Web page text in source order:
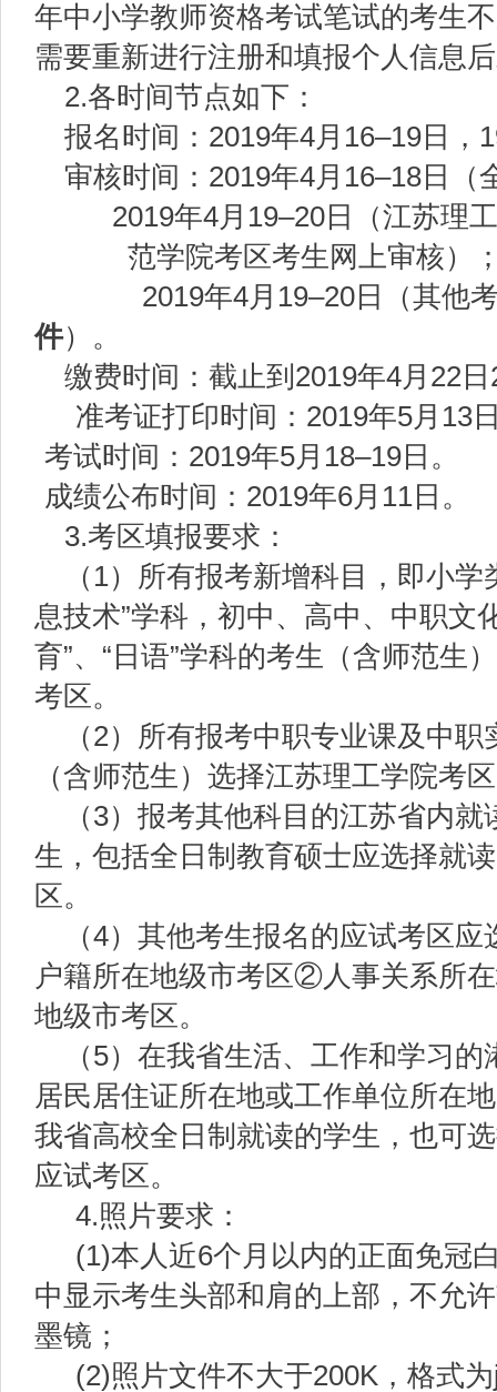
年中小学教师资格考试笔试的考生
需要重新进行注册和填报个人信息
2.各时间节点如下：
报名时间：2019年4月16–19日，
审核时间：2019年4月16–18日（
2019年4月19–20日（江苏理工
范学院考区考生网上审核）
2019年4月19–20日（其他
件）。
缴费时间：截止到2019年4月22
准考证打印时间：2019年5月13
考试时间：2019年5月18–19日。
成绩公布时间：2019年6月11日。
3.考区填报要求：
（1）所有报考新增科目，即小学
息技术”学科，初中、高中、中职文
育”、“日语”学科的考生（含师范生
考区。
（2）所有报考中职专业课及中
（含师范生）选择江苏理工学院考
（3）报考其他科目的江苏省内
生，包括全日制教育硕士应选择就
区。
（4）其他考生报名的应试考区
户籍所在地级市考区②人事关系所
地级市考区。
（5）在我省生活、工作和学习
居民居住证所在地或工作单位所在
我省高校全日制就读的学生，也可
应试考区。
4.照片要求：
(1)本人近6个月以内的正面免冠
中显示考生头部和肩的上部，不允
墨镜；
(2)照片文件不大于200K，格式